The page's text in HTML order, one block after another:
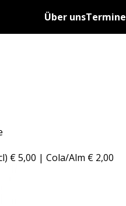
Über unsTermine
€ 5,00 | Cola/Alm € 2,00